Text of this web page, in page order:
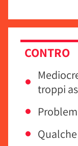
CONTRO
troppi